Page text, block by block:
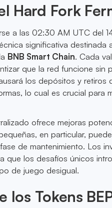
Hard Fork
a las 02:30 AM UTC del
significativa destinada
BNB Smart Chain. Cada
que la red funcione sin
los depósitos y retiros
lo cual es crucial para
ofrece mejoras
en particular,
de mantenimiento. Los
que los desafíos únicos
de juego desigual.
los Tokens